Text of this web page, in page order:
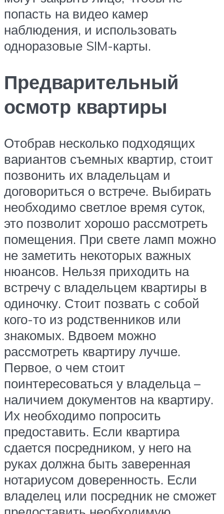
попасть на видео камер
наблюдения, и использовать
одноразовые SIM-карты.
Предварительный
осмотр квартиры
Отобрав несколько подходящих
вариантов съемных квартир, стоит
позвонить их владельцам и
договориться о встрече. Выбирать
необходимо светлое время суток,
это позволит хорошо рассмотреть
помещения. При свете ламп можно
не заметить некоторых важных
нюансов. Нельзя приходить на
встречу с владельцем квартиры в
одиночку. Стоит позвать с собой
кого-то из родственников или
знакомых. Вдвоем можно
рассмотреть квартиру лучше.
Первое, о чем стоит
поинтересоваться у владельца –
наличием документов на квартиру.
Их необходимо попросить
предоставить. Если квартира
сдается посредником, у него на
руках должна быть заверенная
нотариусом доверенность. Если
владелец или посредник не сможет